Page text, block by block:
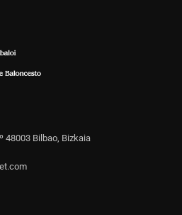
48003 Bilbao, Bizkaia